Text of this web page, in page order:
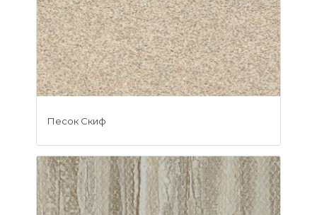
Песок Скиф